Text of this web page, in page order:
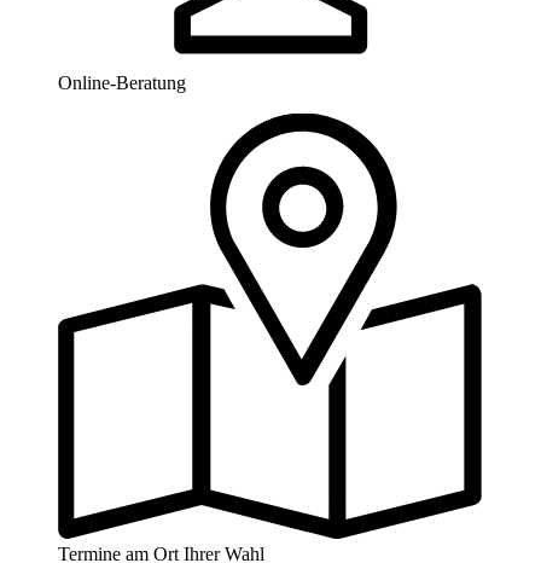
Online-Beratung
Termine am Ort Ihrer Wahl